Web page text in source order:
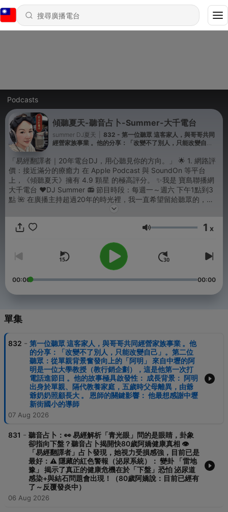
Podcasts
傾聽夏天-聽音占卜-Summer-大千電台
summer DJ夏天
832 - 第一位聽眾 這客家人，與哥哥共同
經營家族事業 。他的分享：「改變不了別人，只能改變自
的阿明是一位大學教授（教行銷企劃），這是他第一次打電話
進節目 。他的故事極具啟發性： 成長背景： 阿明出身於單
親、隔代教養家庭，五歲時父母離異，由爺爺奶奶照顧長大 。
恩師的關鍵影響： 他最想感謝中壢新街國小的導師
「易經翻譯者｜20年電台DJ，用心聽見你的方向。」 🌟 1. 網路評
價：接近滿分的療癒力 在 Apple Podcast 與 SoundOn 等平台
上，《傾聽夏天》擁有 4.9 顆星 的極高評分。 ✨我是 寶島聯播網
大千電台 ❤️DJ Summer 📻 節目時段：每週一～週六 下午1點到3
點 🌺 在廣播主持超過20年的時光裡，我一直希望留給聽眾的，不
只是溫柔動人的聲音，更是一份「利他」的陪伴與指引。 ☯️ 我是
你願意打開心門，透過你的聲音，我就能感受到你此刻的努力與運
就是陪你看見內心清淨的本性，幫助你重新連結自我，找到屬於你
的方向。 💖 希望當你聽到我的聲音時，也能感受到一份安心與力
量。 👉 我的臉書粉絲頁： https://reurl.cc/0vmqpb 關於 DJ
Summer（夏天老師） 的風格與評價，她是台灣廣播界與命理圈中
納為**「通靈系的心理諮商師」**。 以下是針對她「風格」與「評
最鮮明的標籤是**「聽音辨位」**，她的占卜風格具有以下三個特
點： 「直球對決」的斷言式風格： 她不喜歡模稜兩可的說詞。當聽
眾 Call-in 進去，她常在幾秒鐘內就說出：「你現在心臟很悶」、
「你剛跟另一半吵完架對吧？」這種**「快、狠、準」**的風格讓
習慣傳統命理（查八字、看盤）的聽眾感到震撼。 「易經」為底、
心理為用： 雖然她精通易經，但她講話非常「接地氣」。她會用現
代白話文解釋卦象，甚至會像大姊姊一樣開導聽眾，將命理轉化為
**「生活指導建議」**。 高壓下的溫柔： 聽眾評價她雖然講話犀
利、有時甚至帶點「處女座的嚴厲」，但出發點都是為了讓聽眾從
糾結的情緒中「醒過來」，具有一種強大的情感支持力。 👉解讀易
經占卜 我用口語方式說出來 同時 ☯️我也是一位『聆聽者』 『傾聽
你內心的委屈跟困惑』 依據卦象，客觀地針對問題提供建議， 不需
要任何費用 🍀所以，我需要有一個非常冷靜的頭腦來幫你分析事情
狀況+該如何做+可能狀況 👉-一邊聽著你說話 👉-一邊看著易經占
卜卦- 👉一邊看著廣播電腦時間算進廣告時間 🌺我只希望你可以打
開心門 ～ 說出心裡的話 🌺最後這件事情的決定權+結果～在你身上
節目聽音占卜內容不定期放到-PODCAST-連結如下
https://reurl.cc/Rq2V6x 大家會問：為什麼只憑聽你的聲音？？我
可以知道你想問的事情？ ♥答案是：易經占卜😁 『聲音占卜』告
訴大家 🤔 不用任何資料►就可以占卜的卜卦 在廣播上的每一通電
音量 1 x
00:00 00:00
單集
832 - 第一位聽眾 這客家人，與哥哥共同經營家族事業 。他
的分享：「改變不了別人，只能改變自己」。第二位
聽眾：從單親背景奮發向上的「阿明」 來自中壢的阿
明是一位大學教授（教行銷企劃），這是他第一次打
電話進節目 。他的故事極具啟發性： 成長背景： 阿明
出身於單親、隔代教養家庭，五歲時父母離異，由爺
爺奶奶照顧長大 。 恩師的關鍵影響： 他最想感謝中壢
新街國小的導師
07 Aug 2026
831 - 聽音占卜：👀 易經解析「青光眼」問的是眼睛，卦象
卻指向下盤？聽音占卜揭開快80歲阿嬌健康真相 👁️
「易經翻譯者」占卜發現，她視力受損感強，目前已是
最好：⚠️ 隱藏的紅色警報（泌尿系統）： 變卦 「雷地
豫」 揭示了真正的健康危機在於「下盤」恐怕 泌尿道
感染+與結石問題會出現！（80歲阿嬌說：目前已經有
了～反覆發炎中）
06 Aug 2026